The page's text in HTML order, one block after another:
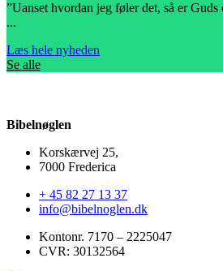
”Uanset hvordan jeg føler det, så er
...
Læs hele nyheden
Se alle
Bibelnøglen
Korskærvej 25,
7000 Frederica
+ 45 82 27 13 37
info@bibelnoglen.dk
Kontonr. ‍7170 – 2225047
CVR: ‍30132564